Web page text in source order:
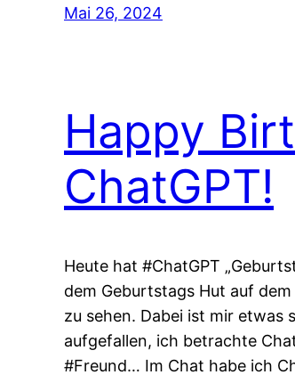
Mai 26, 2024
Happy
ChatGPT!
Heute hat #ChatGPT
dem Geburtstags Hut auf
zu sehen. Dabei ist mir etwas
aufgefallen, ich betrachte
#Freund… Im Chat habe ich